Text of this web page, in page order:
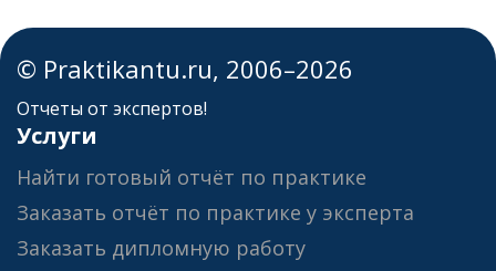
© Praktikantu.ru, 2006–2026
Отчеты от экспертов!
Услуги
Найти готовый отчёт по практике
Заказать отчёт по практике у эксперта
Заказать дипломную работу